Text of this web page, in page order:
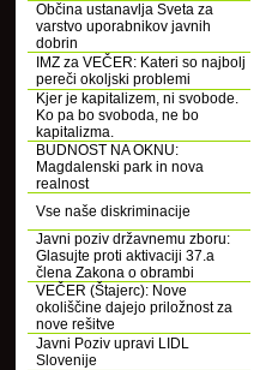
Občina ustanavlja Sveta za
varstvo uporabnikov javnih
dobrin
IMZ za VEČER: Kateri so najbolj
pereči okoljski problemi
Kjer je kapitalizem, ni svobode.
Ko pa bo svoboda, ne bo
kapitalizma.
BUDNOST NA OKNU:
Magdalenski park in nova
realnost
Vse naše diskriminacije
Javni poziv državnemu zboru:
Glasujte proti aktivaciji 37.a
člena Zakona o obrambi
VEČER (Štajerc): Nove
okoliščine dajejo priložnost za
nove rešitve
Javni Poziv upravi LIDL
Slovenije